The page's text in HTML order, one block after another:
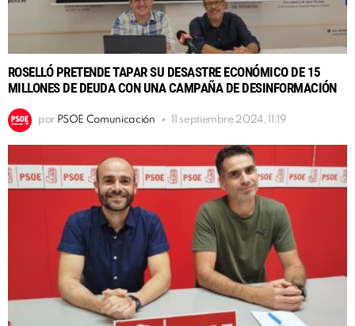
ROSELLÓ PRETENDE TAPAR SU DESASTRE ECONÓMICO DE 15
MILLONES DE DEUDA CON UNA CAMPAÑA DE DESINFORMACIÓN
por PSOE Comunicación 11 septiembre 2024, 11:19